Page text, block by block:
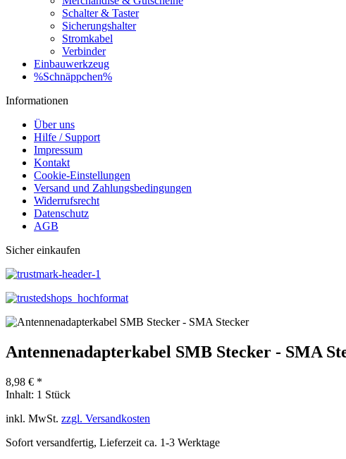
Schalter & Taster
Sicherungshalter
Stromkabel
Verbinder
Einbauwerkzeug
%Schnäppchen%
Informationen
Über uns
Hilfe / Support
Impressum
Kontakt
Cookie-Einstellungen
Versand und Zahlungsbedingungen
Widerrufsrecht
Datenschutz
AGB
Sicher einkaufen
Antennenadapterkabel SMB Stecker - SMA
8,98 € *
Inhalt: 1 Stück
inkl. MwSt. zzgl. Versandkosten
Sofort versandfertig, Lieferzeit ca. 1-3 Werktage